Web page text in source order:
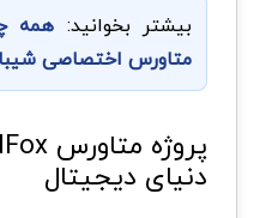
بیشتر بخوانید: همه
متاورس اختصاصی شیبا
دنیای دیجیتال